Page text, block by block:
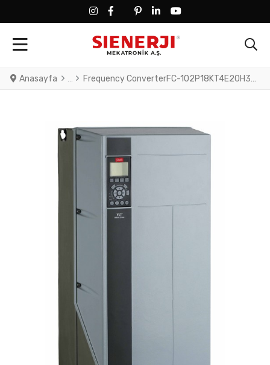
FACEBOOK SOCIAL LINK
FACEBOOK SOCIAL LINK
TWITTER SOCIAL LINK
PINTEREST SOCIAL LINK
LINKEDIN SOCIAL LINK
YOUTUBE SOCIAL LINK
Anasayfa Frequency ConverterFC-102P18KT4E20H3XGXXXXSXXXXA0BXCXXXXDXVLT® HVAC Drive FC-102(P18K) 18.5 KW / 25 HP, Three phase380 - 480 VAC, (E20) IP20 / Chassis(H3) RFI Class A1/B (C1)No brake chopperGraphical Loc. Cont. PanelNot coated PCB, No Mains OptionLatest release std. SW.Frame: B3No C1 option, No D op